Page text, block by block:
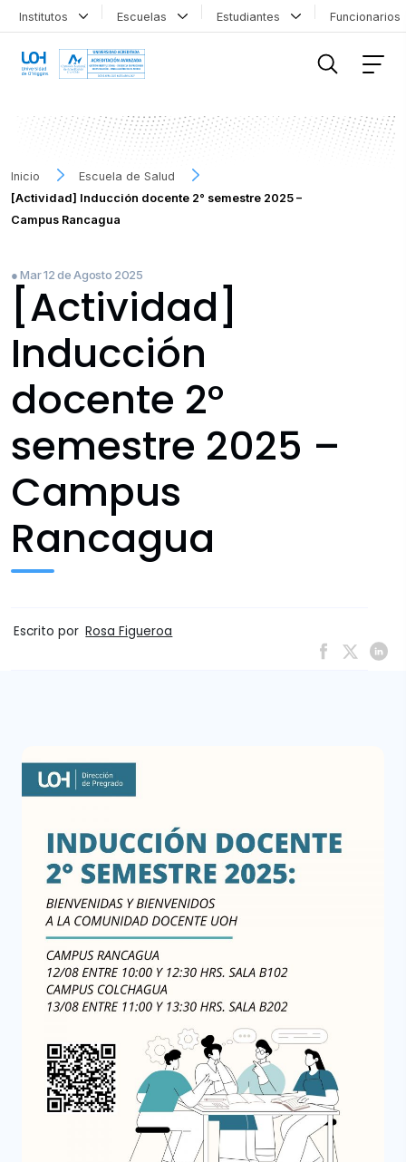
Institutos Escuelas Estudiantes
Inicio
Escuela de Salud
[Actividad] Inducción docente 2° semestre 2025 –
Campus Rancagua
● Mar 12 de Agosto 2025
[Actividad]
Inducción
docente 2°
semestre 2025 –
Campus
Rancagua
Escrito por Rosa Figueroa